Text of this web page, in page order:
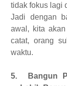
tidak fokus lagi
Jadi dengan
awal, kita
catat, orang
waktu.
5.
Bangun